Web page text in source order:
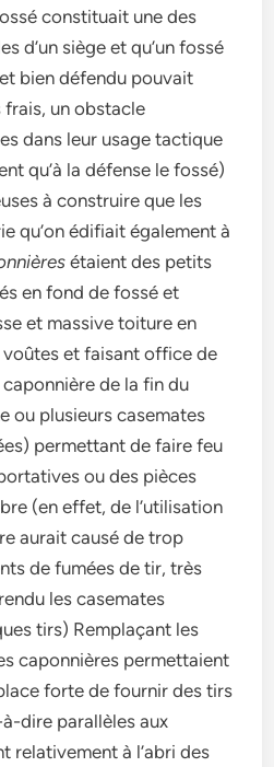
constituait une des
d’un siège et qu’un fossé
bien défendu pouvait
un obstacle
dans leur usage tactique
qu’à la défense le fossé)
à construire que les
qu’on édifiait également à
étaient des petits
en fond de fossé et
et massive toiture en
et faisant office de
de la fin du
ou plusieurs casemates
permettant de faire feu
ou des pièces
(en effet, de l’utilisation
aurait causé de trop
de fumées de tir, très
les casemates
tirs) Remplaçant les
caponnières permettaient
forte de fournir des tirs
dire parallèles aux
relativement à l’abri des